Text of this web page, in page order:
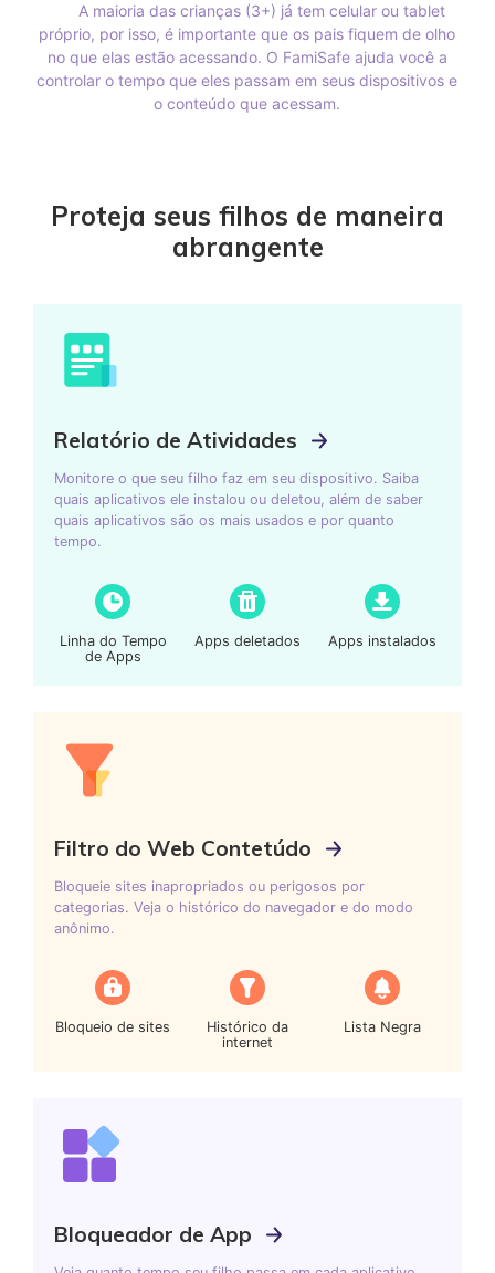
A maioria das crianças (3+) já tem celular ou tablet
próprio, por isso, é importante que os pais fiquem de olho
no que elas estão acessando. O FamiSafe ajuda você a
controlar o tempo que eles passam em seus dispositivos e
o conteúdo que acessam.
Proteja seus filhos de maneira
abrangente
Relatório de Atividades
Monitore o que seu filho faz em seu dispositivo. Saiba
quais aplicativos ele instalou ou deletou, além de saber
quais aplicativos são os mais usados e por quanto
tempo.
Linha do Tempo
de Apps
Apps deletados Apps instalados
Filtro do Web Contetúdo
Bloqueie sites inapropriados ou perigosos por
categorias. Veja o histórico do navegador e do modo
anônimo.
Bloqueio de sites
Histórico da
internet
Lista Negra
Bloqueador de App